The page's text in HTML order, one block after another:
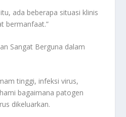
ada beberapa situasi klinis
bermanfaat.”
Sangat Berguna dalam
tinggi, infeksi virus,
bagaimana patogen
dikeluarkan.